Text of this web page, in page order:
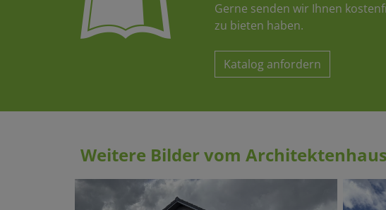
Gerne senden wir Ihnen
zu bieten haben.
Katalog anfordern
Weitere Bilder vom